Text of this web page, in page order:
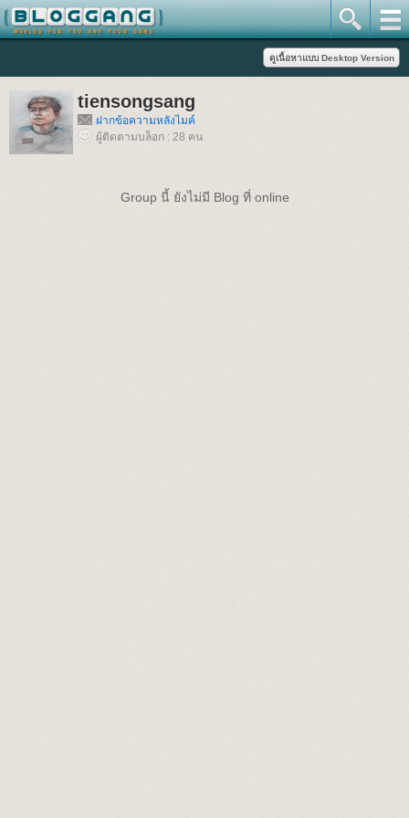
tiensongsang
ฝากข้อความหลังไมค์
ผู้ติดตามบล็อก : 28 คน
Group นี้ ยังไม่มี Blog ที่ online